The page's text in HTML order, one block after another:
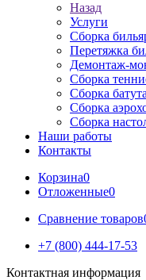
Назад
Услуги
Сборка
Перетяжка
Демонтаж-
Сборка
Сборка батута
Сборка
Сборка
Наши работы
Контакты
Корзина0
Отложенные0
Сравнение товаров
+7 (800) 444-17-53
Контактная информация